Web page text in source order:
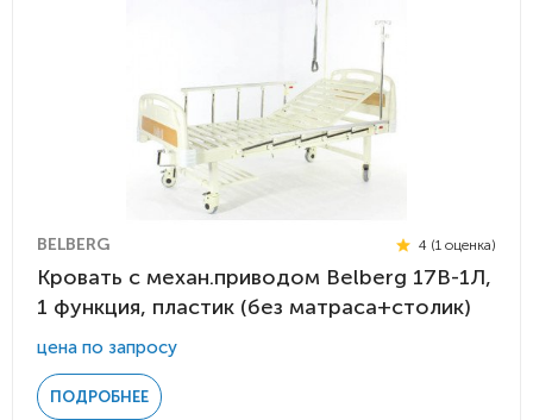
BELBERG 4 (1 оценка)
Кровать c механ.приводом Belberg 17B-1Л,
1 функция, пластик (без матраса+столик)
цена по запросу
ПОДРОБНЕЕ